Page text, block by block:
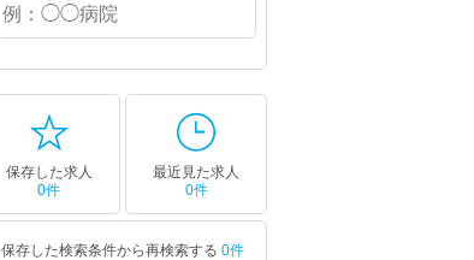
保存した求人
0件
最近見た求人
0件
保存した検索条件から再検索する 0件